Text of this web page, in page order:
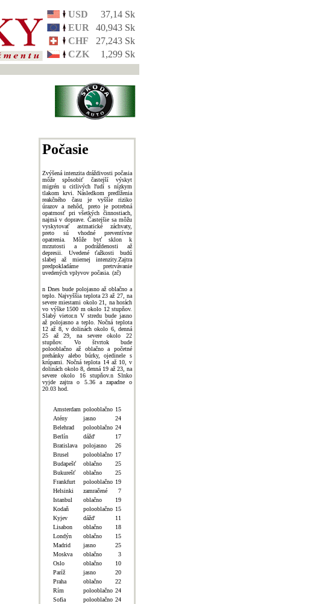
USD
37,14 Sk
EUR
40,943 Sk
CHF
27,243 Sk
CZK
1,299 Sk
Počasie
Zvýšená intenzita dráždivosti počasia
môže spôsobiť častejší výskyt
migrén u citlivých ľudí s nízkym
tlakom krvi. Následkom predĺženia
reakčného času je vyššie riziko
úrazov a nehôd, preto je potrebná
opatrnosť pri všetkých činnostiach,
najmä v doprave. Častejšie sa môžu
vyskytovať astmatické záchvaty,
preto sú vhodné preventívne
opatrenia. Môže byť sklon k
mrzutosti a podráždenosti až
depresii. Uvedené ťažkosti budú
slabej až miernej intenzity.Zajtra
predpokladáme pretrvávanie
uvedených vplyvov počasia. (zč)
n Dnes bude polojasno až oblačno a
teplo. Najvyššia teplota 23 až 27, na
severe miestami okolo 21, na horách
vo výške 1500 m okolo 12 stupňov.
Slabý vietor.n V stredu bude jasno
až polojasno a teplo. Nočná teplota
12 až 8, v dolinách okolo 6, denná
25 až 29, na severe okolo 22
stupňov. Vo štvrtok bude
polooblačno až oblačno a početné
prehánky alebo búrky, ojedinele s
krúpami. Nočná teplota 14 až 10, v
dolinách okolo 8, denná 19 až 23, na
severe okolo 16 stupňov.n Slnko
vyjde zajtra o 5.36 a zapadne o
20.03 hod.
Amsterdam polooblačno 15
Atény
jasno
24
Belehrad
polooblačno 24
Berlín
dážď
17
Bratislava
polojasno
26
Brusel
polooblačno 17
Budapešť
oblačno
25
Bukurešť
oblačno
25
Frankfurt
polooblačno 19
Helsinki
zamračené
7
Istanbul
oblačno
19
Kodaň
polooblačno 15
Kyjev
dážď
11
Lisabon
oblačno
18
Londýn
oblačno
15
Madrid
jasno
25
Moskva
oblačno
3
Oslo
oblačno
10
Paríž
jasno
20
Praha
oblačno
22
Rím
polooblačno 24
Sofia
polooblačno 24